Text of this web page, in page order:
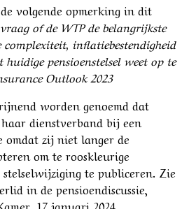
volgende opmerking in dit
of de WTP de belangrijkste
inflatiebestendigheid
pensioenstelsel weet op te
Outlook 2023
worden genoemd dat
dienstverband bij een
omdat zij niet langer de
om te rooskleurige
te publiceren. Zie
in de pensioendiscussie,
17 januari 2024.